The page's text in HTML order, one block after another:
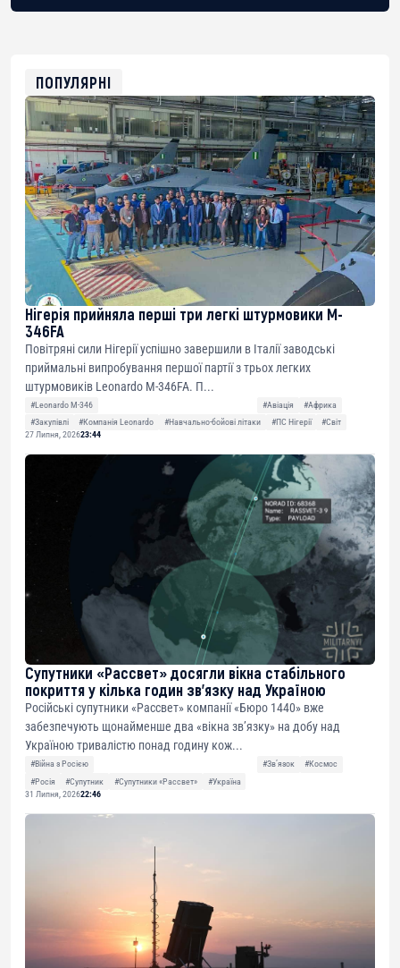
0xfD02863D3289416fcF50975c9DFda13623f97758
ПОПУЛЯРНІ
Нігерія прийняла перші три легкі штурмовики M-
346FA
Повітряні сили Нігерії успішно завершили в Італії заводські
приймальні випробування першої партії з трьох легких
штурмовиків Leonardo M-346FA. П...
#Leonardo M-346 #Авіація
#Африка
#Закупівлі
#Компанія Leonardo #Навчально-бойові літаки #ПС Нігерії
#Світ
27 Липня, 202623:44
Супутники «Рассвет» досягли вікна стабільного
покриття у кілька годин зв’язку над Україною
Російські супутники «Рассвет» компанії «Бюро 1440» вже
забезпечують щонайменше два «вікна зв’язку» на добу над
Україною тривалістю понад годину кож...
#Війна з Росією #Звʼязок
#Космос
#Росія
#Супутник #Супутники «Рассвет»
#Україна
31 Липня, 202622:46